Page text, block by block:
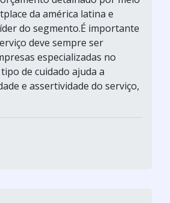
da américa latina e
do segmento.É importante
deve sempre ser
especializadas no
de cuidado ajuda a
e assertividade do serviço,